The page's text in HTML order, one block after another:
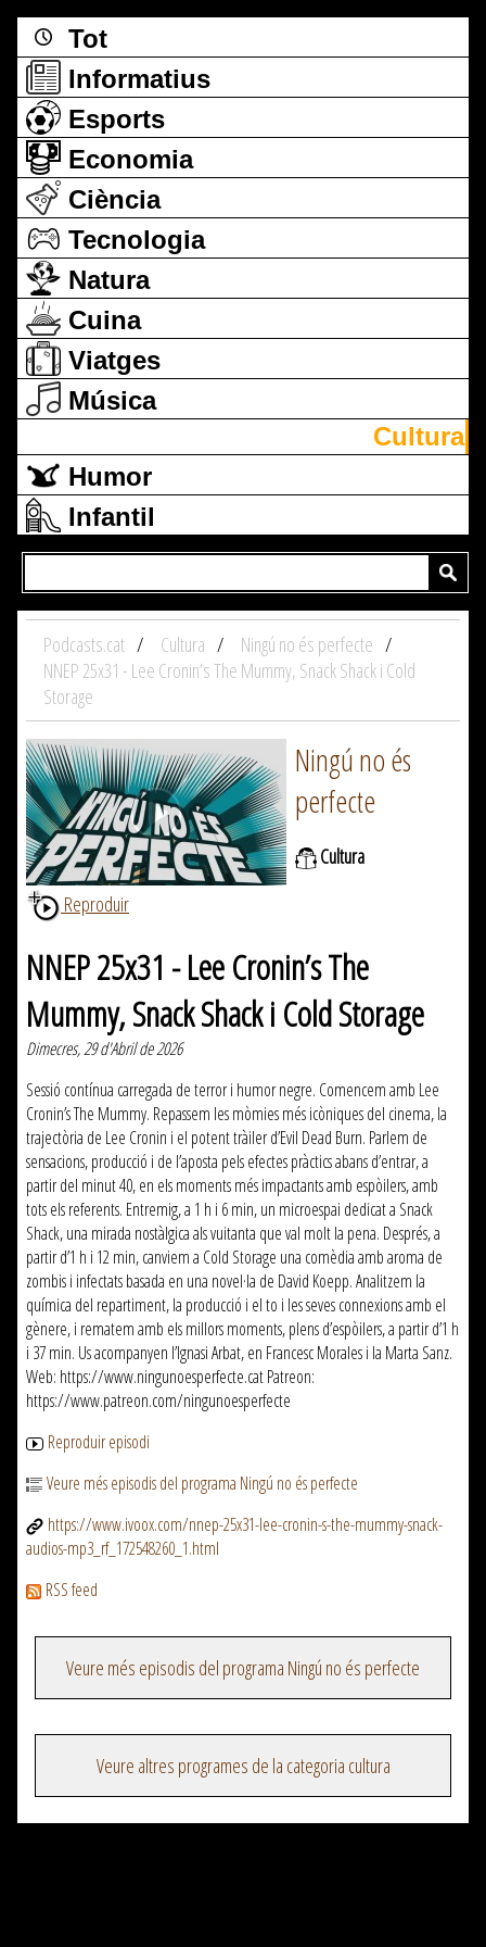
Tot
Informatius
Esports
Economia
Ciència
Tecnologia
Natura
Cuina
Viatges
Música
Cultura
Humor
Infantil
Podcasts.cat Cultura
Ningú no és perfecte
NNEP 25x31 - Lee Cronin’s The Mummy, Snack Shack i Cold
Storage
Ningú no és
perfecte
Cultura
Reproduir
NNEP 25x31 - Lee Cronin’s The
Mummy, Snack Shack i Cold Storage
Dimecres, 29 d'Abril de 2026
Sessió contínua carregada de terror i humor negre. Comencem amb Lee
Cronin’s The Mummy. Repassem les mòmies més icòniques del cinema, la
trajectòria de Lee Cronin i el potent tràiler d’Evil Dead Burn. Parlem de
sensacions, producció i de l’aposta pels efectes pràctics abans d’entrar, a
partir del minut 40, en els moments més impactants amb espòilers, amb
tots els referents. Entremig, a 1 h i 6 min, un microespai dedicat a Snack
Shack, una mirada nostàlgica als vuitanta que val molt la pena. Després, a
partir d’1 h i 12 min, canviem a Cold Storage una comèdia amb aroma de
zombis i infectats basada en una novel·la de David Koepp. Analitzem la
química del repartiment, la producció i el to i les seves connexions amb el
gènere, i rematem amb els millors moments, plens d’espòilers, a partir d’1 h
i 37 min. Us acompanyen l’Ignasi Arbat, en Francesc Morales i la Marta Sanz.
Web: https://www.ningunoesperfecte.cat Patreon:
https://www.patreon.com/ningunoesperfecte
Reproduir episodi
Veure més episodis del programa Ningú no és perfecte
https://www.ivoox.com/nnep-25x31-lee-cronin-s-the-mummy-snack-
audios-mp3_rf_172548260_1.html
RSS feed
Veure més episodis del programa Ningú no és perfecte
Veure altres programes de la categoria cultura